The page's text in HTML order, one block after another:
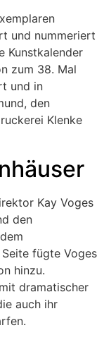
und nummeriert
Kunstkalender
zum 38. Mal
und in
den
Klenke
Kay Voges
den
fügte Voges
hinzu.
dramatischer
auch ihr